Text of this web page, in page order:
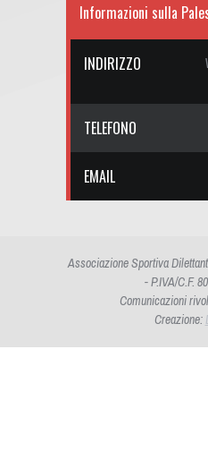
Informazioni sulla
INDIRIZZO
TELEFONO
EMAIL
Associazione Sportiva
- P.IVA/C.F.
Comunicazioni
Creazione: